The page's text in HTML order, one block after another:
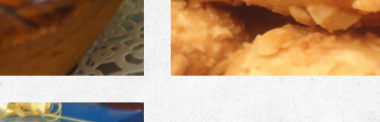
Μηλόπιτα Μπισκότα Μαρμελάδας